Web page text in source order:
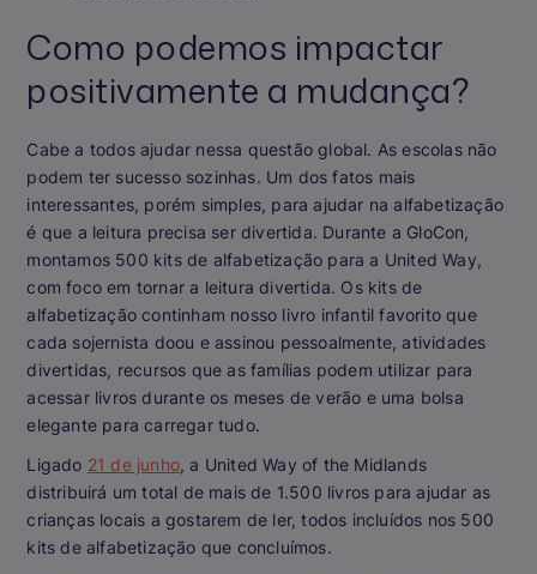
Como podemos impactar
positivamente a mudança?
Cabe a todos ajudar nessa questão global. As escolas não
podem ter sucesso sozinhas. Um dos fatos mais
interessantes, porém simples, para ajudar na alfabetização
é que a leitura precisa ser divertida. Durante a GloCon,
montamos 500 kits de alfabetização para a United Way,
com foco em tornar a leitura divertida. Os kits de
alfabetização continham nosso livro infantil favorito que
cada sojernista doou e assinou pessoalmente, atividades
divertidas, recursos que as famílias podem utilizar para
acessar livros durante os meses de verão e uma bolsa
elegante para carregar tudo.
Ligado 21 de junho, a United Way of the Midlands
distribuirá um total de mais de 1.500 livros para ajudar as
crianças locais a gostarem de ler, todos incluídos nos 500
kits de alfabetização que concluímos.